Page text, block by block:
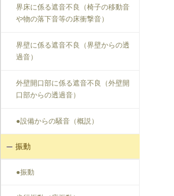
界床に係る遮音不良（椅子の移動音
や物の落下音等の床衝撃音）
界壁に係る遮音不良（界壁からの透
過音）
外壁開口部に係る遮音不良（外壁開
口部からの透過音）
●設備からの騒音（概説）
振動
●振動